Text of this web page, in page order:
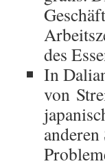
des
In
von